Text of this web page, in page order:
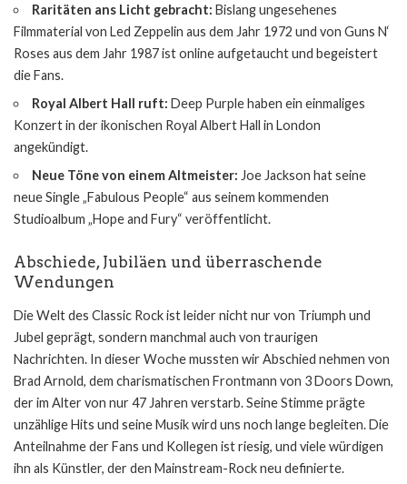
Raritäten ans Licht gebracht: Bislang ungesehenes
Filmmaterial von Led Zeppelin aus dem Jahr 1972 und von Guns N‘
Roses aus dem Jahr 1987 ist online aufgetaucht und begeistert
die Fans.
Royal Albert Hall ruft: Deep Purple haben ein einmaliges
Konzert in der ikonischen Royal Albert Hall in London
angekündigt.
Neue Töne von einem Altmeister: Joe Jackson hat seine
neue Single „Fabulous People“ aus seinem kommenden
Studioalbum „Hope and Fury“ veröffentlicht.
Abschiede, Jubiläen und überraschende
Wendungen
Die Welt des Classic Rock ist leider nicht nur von Triumph und
Jubel geprägt, sondern manchmal auch von traurigen
Nachrichten. In dieser Woche mussten wir Abschied nehmen von
Brad Arnold, dem charismatischen Frontmann von 3 Doors Down,
der im Alter von nur 47 Jahren verstarb. Seine Stimme prägte
unzählige Hits und seine Musik wird uns noch lange begleiten. Die
Anteilnahme der Fans und Kollegen ist riesig, und viele würdigen
ihn als Künstler, der den Mainstream-Rock neu definierte.